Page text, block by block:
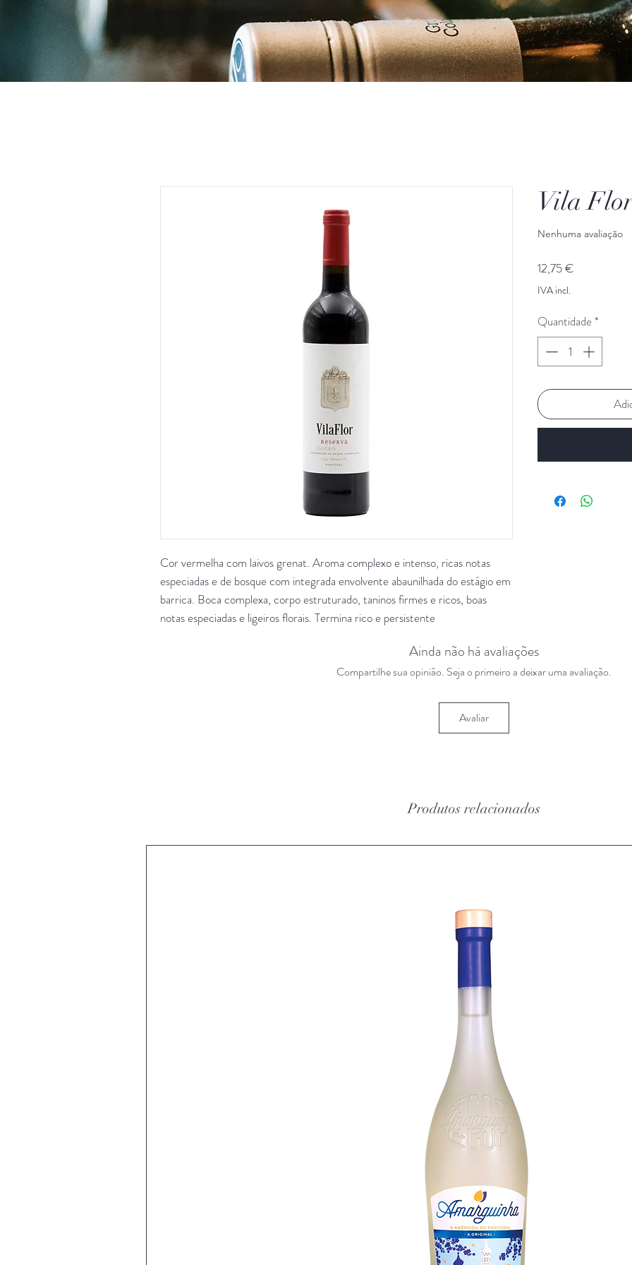
Cor vermelha com laivos grenat. Aroma complexo e intenso, ricas notas
especiadas e de bosque com integrada envolvente abaunilhada do estágio em
barrica. Boca complexa, corpo estruturado, taninos firmes e ricos, boas
notas especiadas e ligeiros florais. Termina rico e persistente
Vila
Nenhuma avaliação
12,75 €
IVA incl.
Quantidade*
Ainda não há avaliações
Compartilhe sua opinião. Seja o primeiro a deixar uma avaliação.
Avaliar
Produtos relacionados